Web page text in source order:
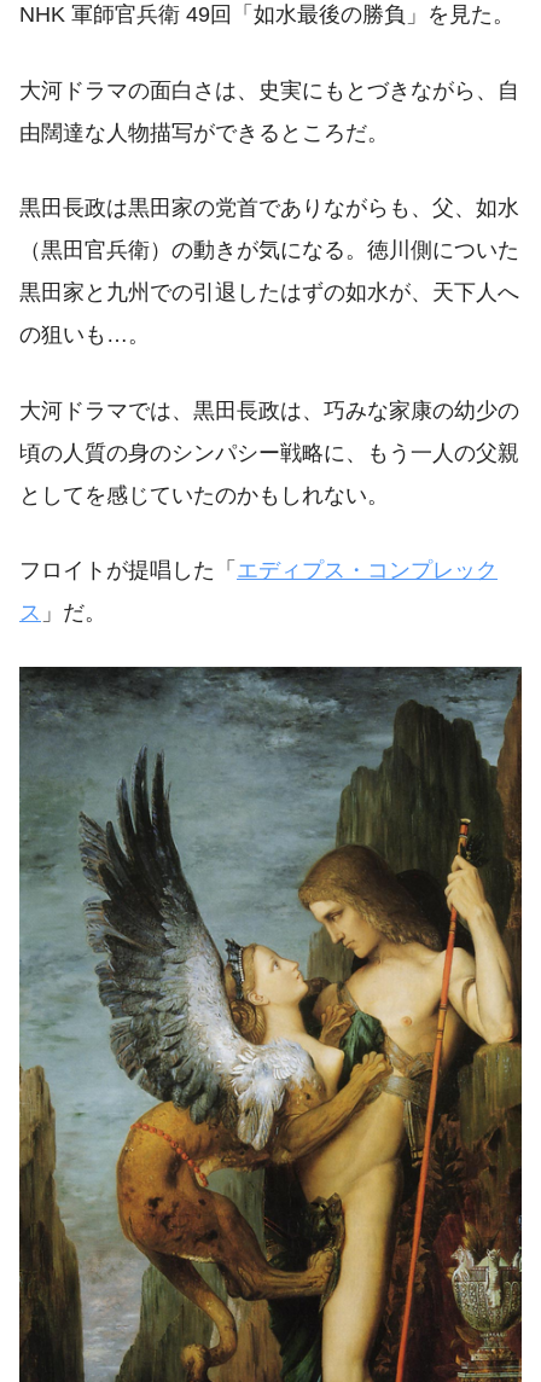
NHK 軍師官兵衛 49回「如水最後の勝負」を見た。
大河ドラマの面白さは、史実にもとづきながら、自
由闊達な人物描写ができるところだ。
黒田長政は黒田家の党首でありながらも、父、如水
（黒田官兵衛）の動きが気になる。徳川側についた
黒田家と九州での引退したはずの如水が、天下人へ
の狙いも…。
大河ドラマでは、黒田長政は、巧みな家康の幼少の
頃の人質の身のシンパシー戦略に、もう一人の父親
としてを感じていたのかもしれない。
フロイトが提唱した「 エディプス・コンプレック
ス 」だ。